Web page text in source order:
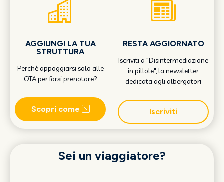
AGGIUNGI LA TUA
STRUTTURA
Perchè appoggiarsi solo alle
OTA per farsi prenotare?
Scopri come
RESTA AGGIORNATO
Iscriviti a "Disintermediazione
in pillole", la newsletter
dedicata agli albergatori
Iscriviti
Sei un viaggiatore?